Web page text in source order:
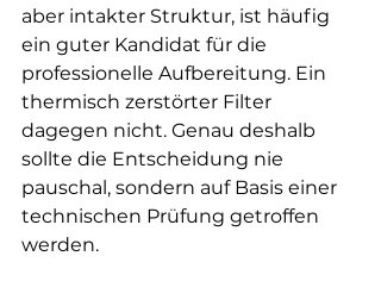
aber intakter Struktur, ist häufig
ein guter Kandidat für die
professionelle Aufbereitung. Ein
thermisch zerstörter Filter
dagegen nicht. Genau deshalb
sollte die Entscheidung nie
pauschal, sondern auf Basis einer
technischen Prüfung getroffen
werden.